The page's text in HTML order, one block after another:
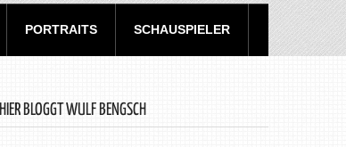
PORTRAITS SCHAUSPIELER
HIER BLOGGT WULF BENGSCH